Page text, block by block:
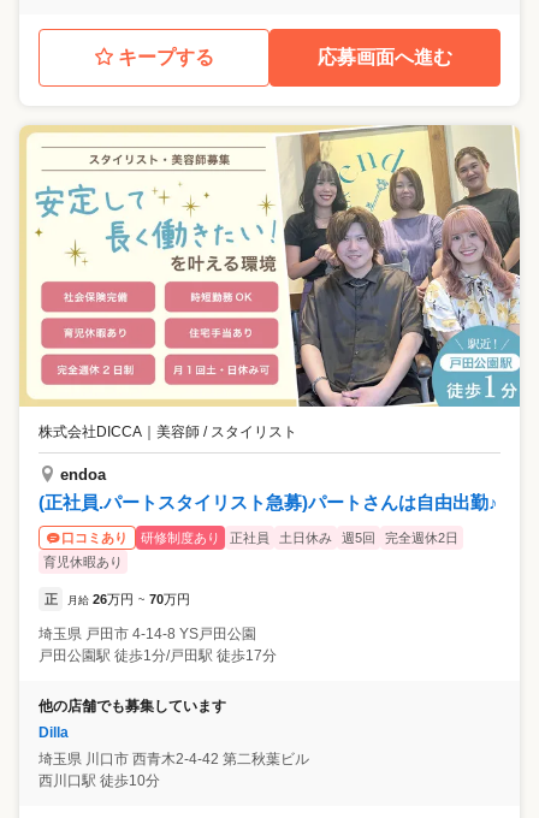
キープする 応募画面へ進む
株式会社DICCA 美容師 / スタイリスト
endoa
(正社員.パートスタイリスト急募)パートさんは自由出勤♪
口コミあり 研修制度あり 正社員 土日休み 週5回
完全週休2日
育児休暇あり
正 月給 26万円 ~ 70万円
埼玉県 戸田市 4-14-8 YS戸田公園
戸田公園駅 徒歩1分/戸田駅 徒歩17分
他の店舗でも募集しています
Dilla
埼玉県 川口市 西青木2-4-42 第二秋葉ビル
西川口駅 徒歩10分